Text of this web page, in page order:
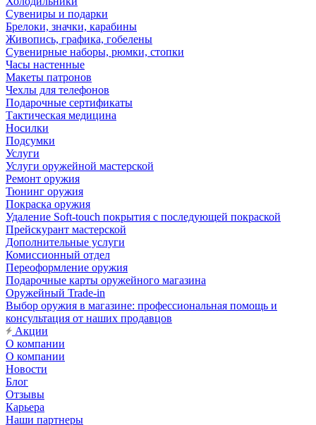
Сувениры и подарки
Брелоки, значки, карабины
Живопись, графика, гобелены
Сувенирные наборы, рюмки, стопки
Часы настенные
Макеты патронов
Чехлы для телефонов
Подарочные сертификаты
Тактическая медицина
Носилки
Подсумки
Услуги
Услуги оружейной мастерской
Ремонт оружия
Тюнинг оружия
Покраска оружия
Удаление Soft-touch покрытия с последующей покраской
Прейскурант мастерской
Дополнительные услуги
Комиссионный отдел
Переоформление оружия
Подарочные карты оружейного магазина
Оружейный Trade-in
Выбор оружия в магазине: профессиональная помощь и
консультация от наших продавцов
Акции
О компании
О компании
Новости
Блог
Отзывы
Карьера
Наши партнеры